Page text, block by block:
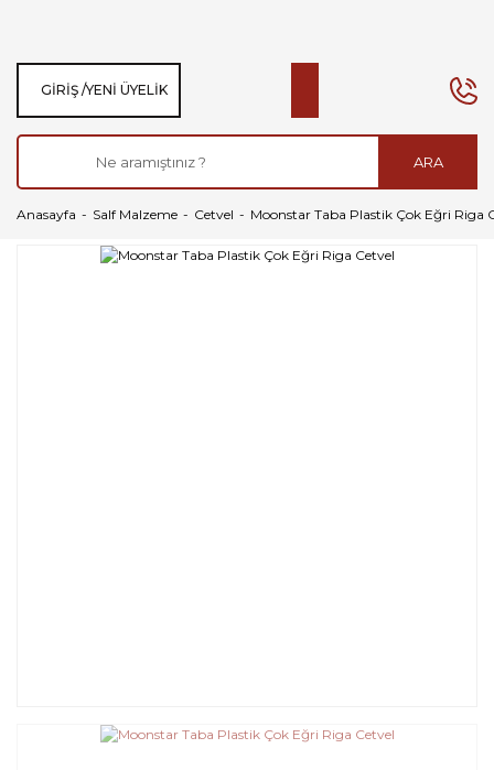
ARA
GIRIŞ /YENI ÜYELIK
Anasayfa Salf Malzeme Cetvel Moonstar Taba Plastik Çok Eğri Riga